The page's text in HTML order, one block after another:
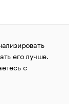
прав
Сообщения
в сфере
ИА
Отдельные
его лучше.
с